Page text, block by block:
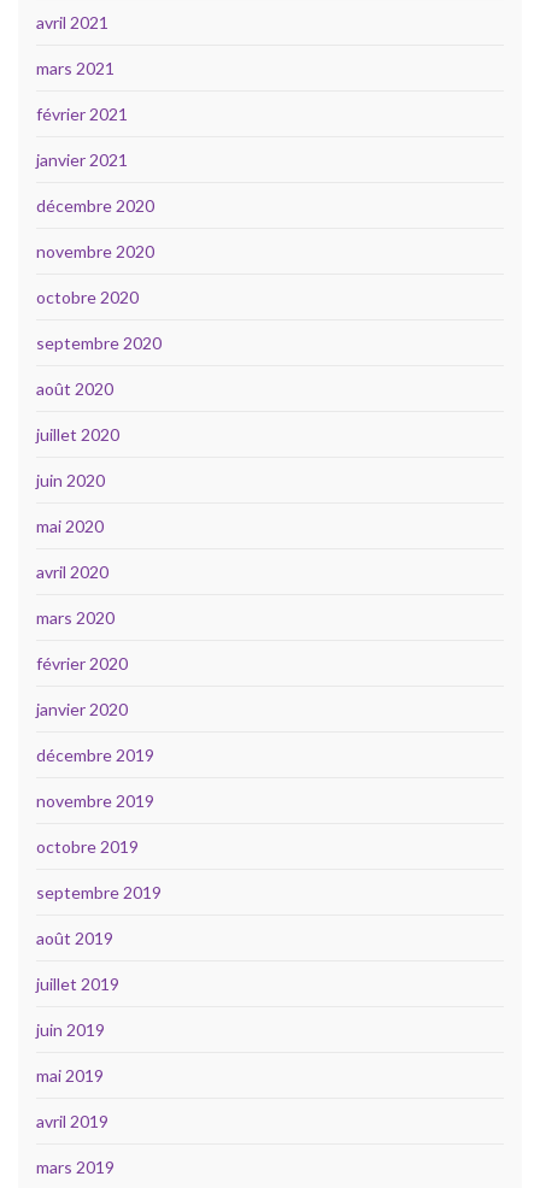
avril 2021
mars 2021
février 2021
janvier 2021
décembre 2020
novembre 2020
octobre 2020
septembre 2020
août 2020
juillet 2020
juin 2020
mai 2020
avril 2020
mars 2020
février 2020
janvier 2020
décembre 2019
novembre 2019
octobre 2019
septembre 2019
août 2019
juillet 2019
juin 2019
mai 2019
avril 2019
mars 2019